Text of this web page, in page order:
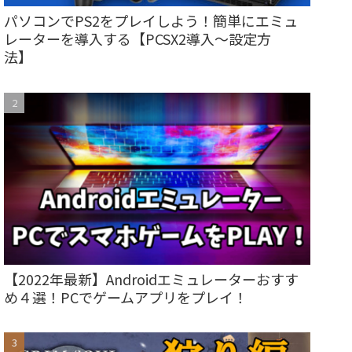
パソコンでPS2をプレイしよう！簡単にエミュ
レーターを導入する【PCSX2導入～設定方
法】
【2022年最新】Androidエミュレーターおすす
め４選！PCでゲームアプリをプレイ！